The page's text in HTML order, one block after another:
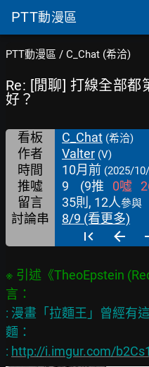
PTT動漫區
PTT動漫區 / C_Chat (希洽)
Re: [閒聊] 打線全部都
好？
看板 C_Chat (希洽)
作者 Valter (V)
時間 10月前 (2025/
推噓 9 (9推 0噓
留言
35則, 12人參與
討論串 8/9 (看更多)
※ 引述《TheoEpstein
: 漫畫「拉麵王」曾經有
麵：
: http://i.imgur.com/